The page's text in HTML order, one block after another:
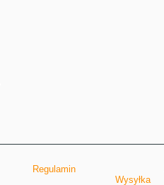
Regulamin
Wysyłka